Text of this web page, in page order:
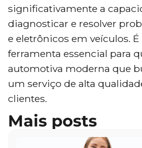
significativamente a
diagnosticar e resolver
e eletrônicos em veículos.
ferramenta essencial para
automotiva moderna que
um serviço de alta
clientes.
Mais posts